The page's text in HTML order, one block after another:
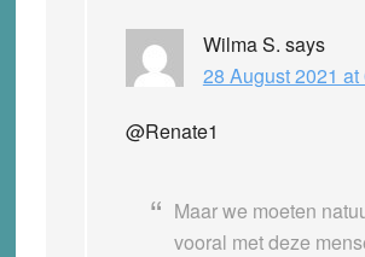
Wilma S. says
28 August 2021 at
@Renate1
Maar we moeten
vooral met deze